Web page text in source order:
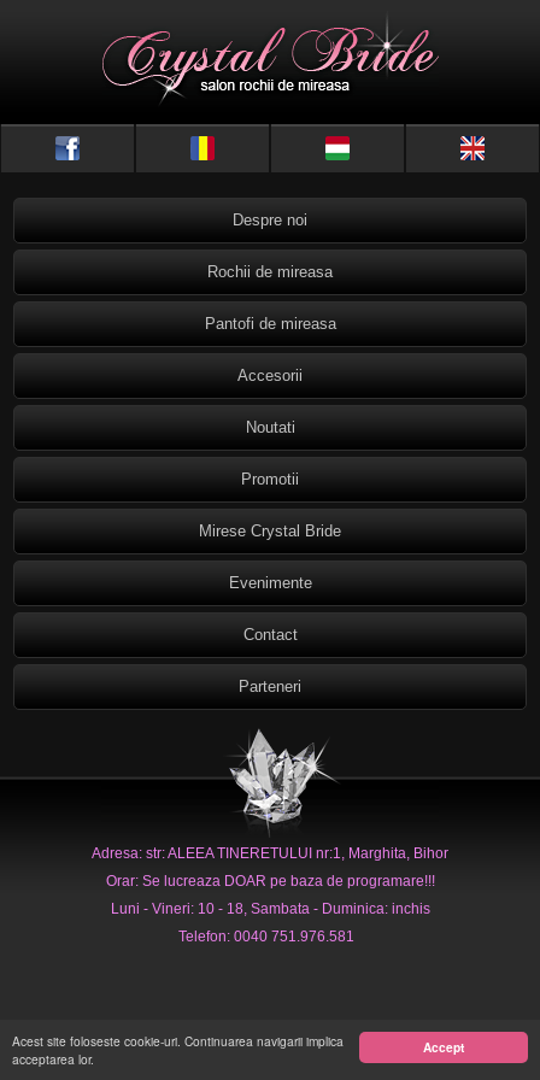
Accept
Acest site foloseste cookie-uri. Continuarea navigarii implica
acceptarea lor.
Despre noi
Rochii de mireasa
Pantofi de mireasa
Accesorii
Noutati
Promotii
Mirese Crystal Bride
Evenimente
Contact
Parteneri
Adresa: str: ALEEA TINERETULUI nr:1, Marghita, Bihor
Orar: Se lucreaza DOAR pe baza de programare!!!
Luni - Vineri: 10 - 18, Sambata - Duminica: inchis
Telefon: 0040 751.976.581